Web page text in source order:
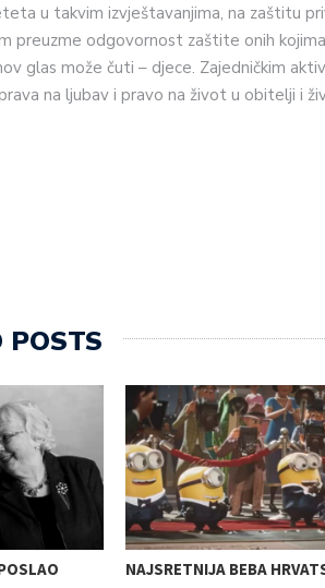
u takvim izvještavanjima, na zaštitu
preuzme odgovornost zaštite onih
glas može čuti – djece. Zajedničkim
na ljubav i pravo na život u obitelji i
POSTS
NAJSRETNIJA BEBA